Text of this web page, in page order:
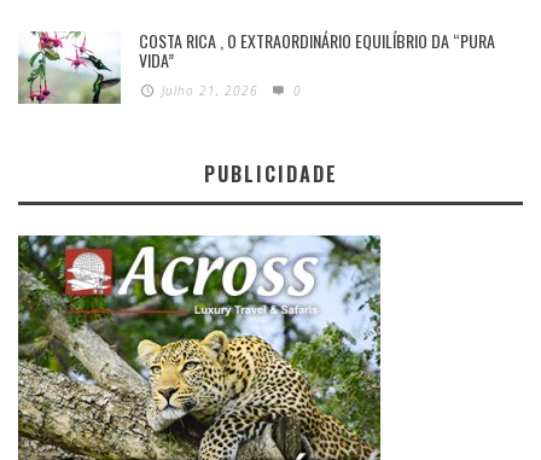
COSTA RICA , O EXTRAORDINÁRIO EQUILÍBRIO DA “PURA
VIDA”
Julho 21, 2026 0
PUBLICIDADE